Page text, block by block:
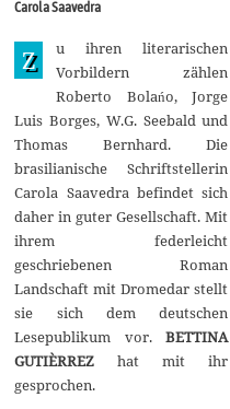
Carola Saavedra
Z
u ihren literarischen
Vorbildern zählen
Roberto Bolańo, Jorge
Luis Borges, W.G. Seebald und
Thomas Bernhard. Die
brasilianische Schriftstellerin
Carola Saavedra befindet sich
daher in guter Gesellschaft. Mit
ihrem federleicht
geschriebenen Roman
Landschaft mit Dromedar stellt
sie sich dem deutschen
Lesepublikum vor.BETTINA
GUTIÈRREZ hat mit ihr
gesprochen.